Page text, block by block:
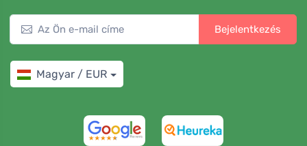
Bejelentkezés
Magyar / EUR